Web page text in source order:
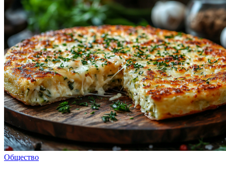
Общество